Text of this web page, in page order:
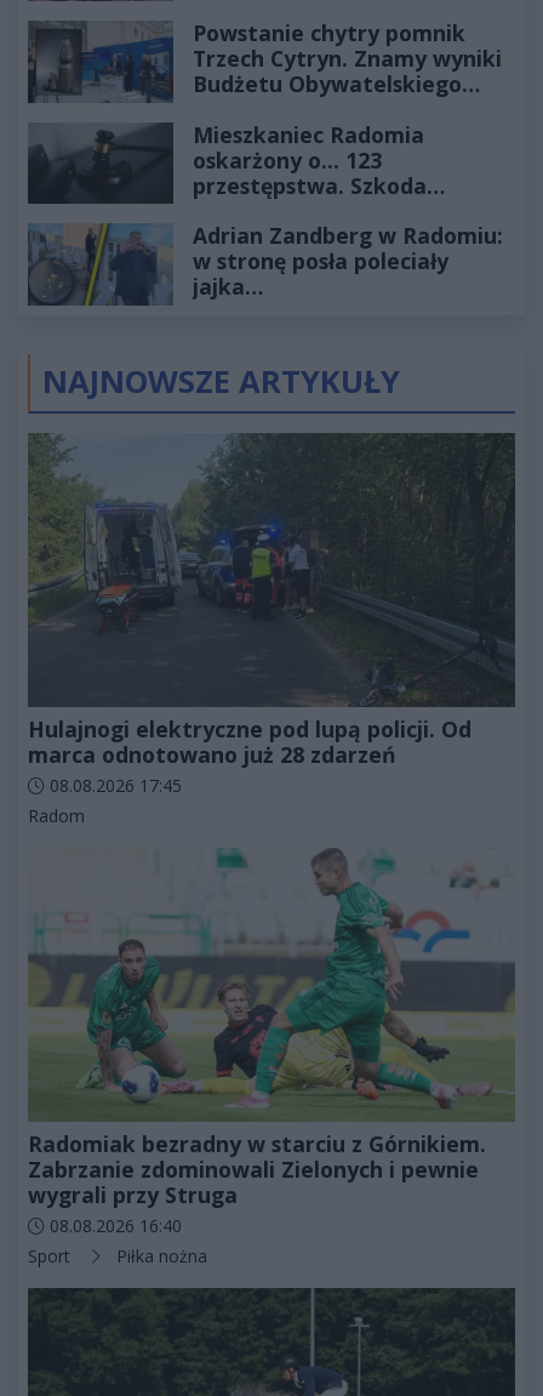
Powstanie chytry pomnik
Trzech Cytryn. Znamy wyniki
Budżetu Obywatelskiego
Mieszkaniec Radomia
oskarżony o... 123
przestępstwa. Szkoda
złotych
Adrian Zandberg w Radomiu:
w stronę posła poleciały
jajka…
NAJNOWSZE ARTYKUŁY
Hulajnogi elektryczne pod lupą policji. Od
marca odnotowano już 28 zdarzeń
Data dodania artykułu:
08.08.2026 17:45
Kategorie artykułu:
Radom
Radomiak bezradny w starciu z Górnikiem.
Zabrzanie zdominowali Zielonych i pewnie
wygrali przy Struga
Data dodania artykułu:
08.08.2026 16:40
Kategorie artykułu:
Sport Piłka nożna